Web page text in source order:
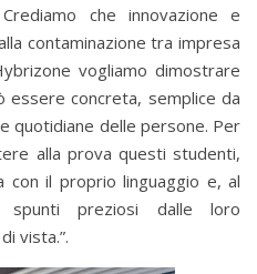
che innovazione e
contaminazione tra impresa
vogliamo dimostrare
essere concreta, semplice da
quotidiane delle persone. Per
alla prova questi studenti,
con il proprio linguaggio e, al
spunti preziosi dalle loro
vista.”.